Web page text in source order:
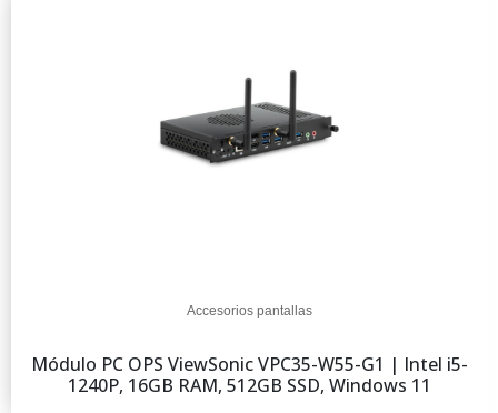
Accesorios pantallas
Módulo PC OPS ViewSonic VPC35-W55-G1 | Intel i5-
1240P, 16GB RAM, 512GB SSD, Windows 11